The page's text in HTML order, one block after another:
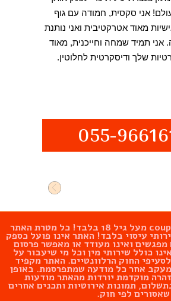
055-
אני סקסית, חמודה עם גוף
מאוד אטרקטיבית ואני נותנת
אני תמיד שמחה וחייכנית, מאוד
שלך ודיסקרטית לחלוטין.
מעל גיל 18 בלבד! כל מטרת האתר
עיסוי בלבד! האתר אינו פועל כספק
מפגשים ואינו מעודד או מאפשר פרסום
כולל שירותי מין וכל מי שיעבור על
החוק הרלוונטיים. האתר מקפיד
אחר כל מודעה שמתפרסמת. באופן
מוקדמת יורדות מהאתר מודעות
תמונות אירוטיות ותכנים אחרים
שאסורים לפי חוק.